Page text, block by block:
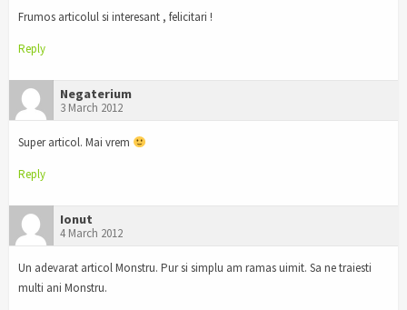
Frumos articolul si interesant , felicitari !
Reply
Negaterium
3 March 2012
Super articol. Mai vrem
Reply
Ionut
4 March 2012
Un adevarat articol Monstru. Pur si simplu am ramas uimit. Sa ne traiesti
multi ani Monstru.